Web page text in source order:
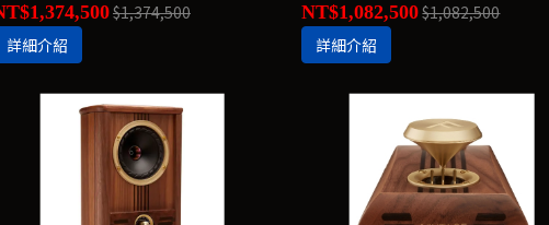
$1,374,500
詳細介紹
NT$1,082,500$1,082,500
詳細介紹